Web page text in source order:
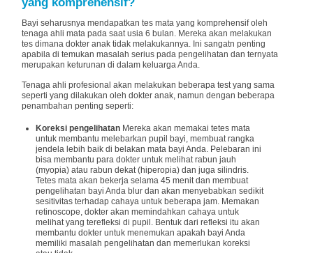
Bayi seharusnya mendapatkan tes mata yang komprehensif oleh
tenaga ahli mata pada saat usia 6 bulan. Mereka akan melakukan
tes dimana dokter anak tidak melakukannya. Ini sangatn penting
apabila di temukan masalah serius pada pengelihatan dan ternyata
merupakan keturunan di dalam keluarga Anda.
Tenaga ahli profesional akan melakukan beberapa test yang sama
seperti yang dilakukan oleh dokter anak, namun dengan beberapa
penambahan penting seperti:
Koreksi pengelihatan Mereka akan memakai tetes mata
untuk membantu melebarkan pupil bayi, membuat rangka
jendela lebih baik di belakan mata bayi Anda. Pelebaran ini
bisa membantu para dokter untuk melihat rabun jauh
(myopia) atau rabun dekat (hiperopia) dan juga silindris.
Tetes mata akan bekerja selama 45 menit dan membuat
pengelihatan bayi Anda blur dan akan menyebabkan sedikit
sesitivitas terhadap cahaya untuk beberapa jam. Memakan
retinoscope, dokter akan memindahkan cahaya untuk
melihat yang terefleksi di pupil. Bentuk dari refleksi itu akan
membantu dokter untuk menemukan apakah bayi Anda
memiliki masalah pengelihatan dan memerlukan koreksi